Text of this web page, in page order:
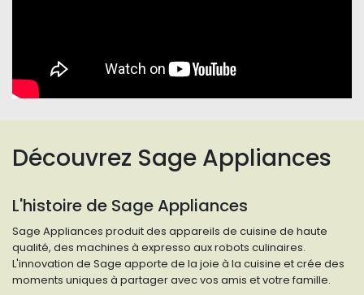
Découvrez Sage Appliances
L'histoire de Sage Appliances
Sage Appliances produit des appareils de cuisine de haute
qualité, des machines à expresso aux robots culinaires.
L'innovation de Sage apporte de la joie à la cuisine et crée des
moments uniques à partager avec vos amis et votre famille.